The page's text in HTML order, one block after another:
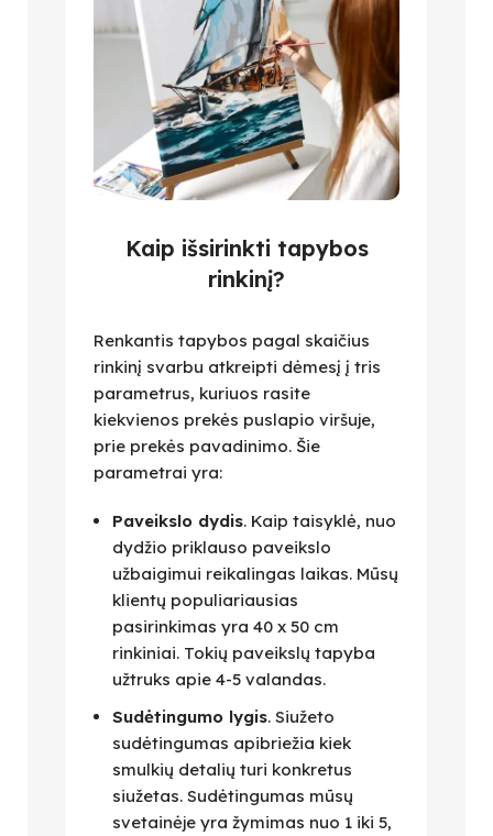
Kaip išsirinkti tapybos
rinkinį?
Renkantis tapybos pagal skaičius
rinkinį svarbu atkreipti dėmesį į tris
parametrus, kuriuos rasite
kiekvienos prekės puslapio viršuje,
prie prekės pavadinimo. Šie
parametrai yra:
Paveikslo dydis. Kaip taisyklė, nuo
dydžio priklauso paveikslo
užbaigimui reikalingas laikas. Mūsų
klientų populiariausias
pasirinkimas yra 40 x 50 cm
rinkiniai. Tokių paveikslų tapyba
užtruks apie 4-5 valandas.
Sudėtingumo lygis. Siužeto
sudėtingumas apibriežia kiek
smulkių detalių turi konkretus
siužetas. Sudėtingumas mūsų
svetainėje yra žymimas nuo 1 iki 5,